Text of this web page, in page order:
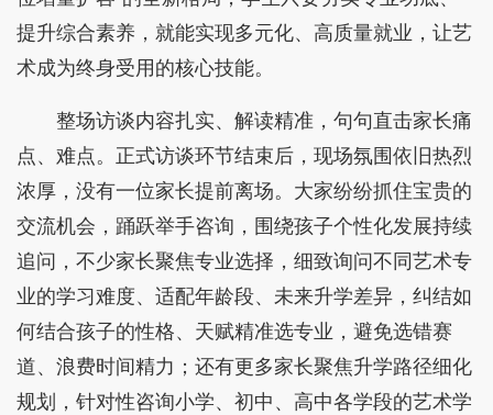
提升综合素养，就能实现多元化、高质量就业，让艺
术成为终身受用的核心技能。
整场访谈内容扎实、解读精准，句句直击家长痛
点、难点。正式访谈环节结束后，现场氛围依旧热烈
浓厚，没有一位家长提前离场。大家纷纷抓住宝贵的
交流机会，踊跃举手咨询，围绕孩子个性化发展持续
追问，不少家长聚焦专业选择，细致询问不同艺术专
业的学习难度、适配年龄段、未来升学差异，纠结如
何结合孩子的性格、天赋精准选专业，避免选错赛
道、浪费时间精力；还有更多家长聚焦升学路径细化
规划，针对性咨询小学、初中、高中各学段的艺术学